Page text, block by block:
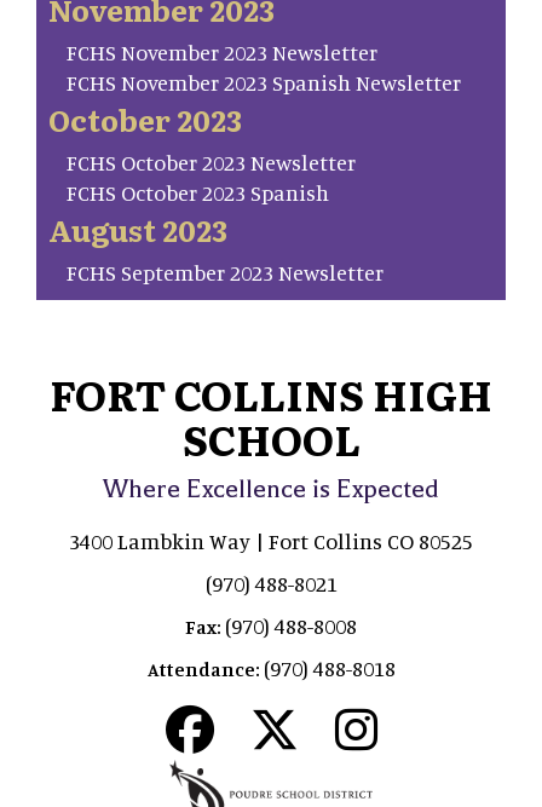
November 2023
FCHS November 2023 Newsletter
FCHS November 2023 Spanish Newsletter
October 2023
FCHS October 2023 Newsletter
FCHS October 2023 Spanish
August 2023
FCHS September 2023 Newsletter
FORT COLLINS HIGH
SCHOOL
Where Excellence is Expected
3400 Lambkin Way | Fort Collins CO 80525
(970) 488-8021
Fax: (970) 488-8008
Attendance: (970) 488-8018